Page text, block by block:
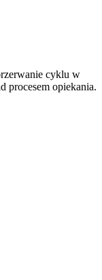
cyklu w
procesem opiekania.